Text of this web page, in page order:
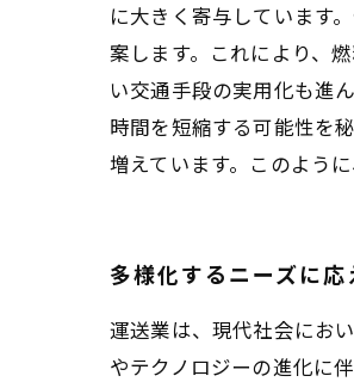
に大きく寄与しています
案します。これにより、
い交通手段の実用化も進
時間を短縮する可能性を
増えています。このよう
多様化するニーズに
運送業は、現代社会にお
やテクノロジーの進化に